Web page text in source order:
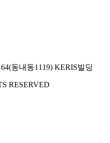
동내동1119) KERIS빌딩
RESERVED